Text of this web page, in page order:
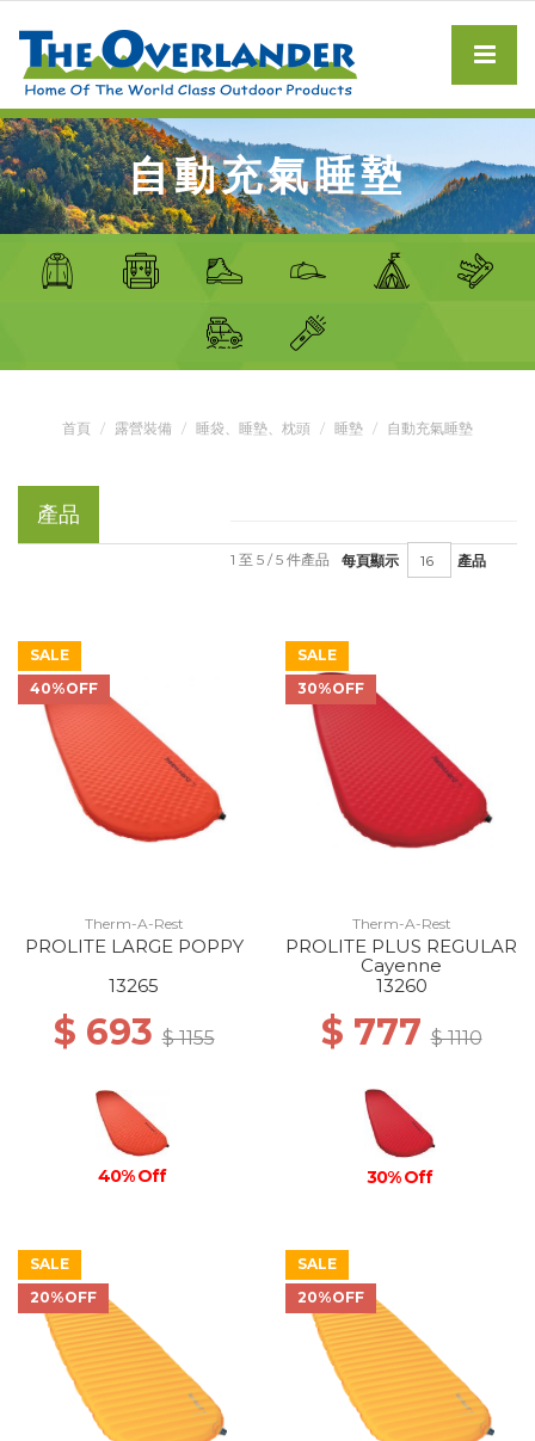
自動充氣睡墊
首頁 露營裝備 睡袋、睡墊、枕頭 睡墊 自動充氣睡墊
產品
每頁顯示 產品
1 至 5 / 5 件產品
SALE
40%OFF
Therm-A-Rest
PROLITE LARGE POPPY
13265
$ 693$ 1155
40% Off
SALE
30%OFF
Therm-A-Rest
PROLITE PLUS REGULAR
Cayenne
13260
$ 777$ 1110
30% Off
SALE
20%OFF
SALE
20%OFF